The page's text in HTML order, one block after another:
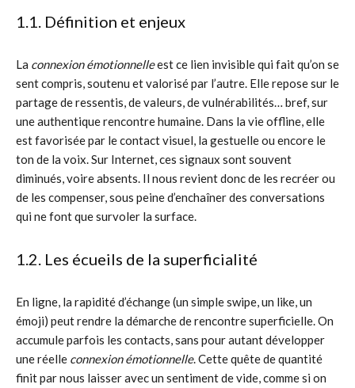
1.1. Définition et enjeux
La connexion émotionnelleest ce lien invisible qui fait qu’on se
sent compris, soutenu et valorisé par l’autre. Elle repose sur le
partage de ressentis, de valeurs, de vulnérabilités… bref, sur
une authentique rencontre humaine. Dans la vie offline, elle
est favorisée par le contact visuel, la gestuelle ou encore le
ton de la voix. Sur Internet, ces signaux sont souvent
diminués, voire absents. Il nous revient donc de les recréer ou
de les compenser, sous peine d’enchaîner des conversations
qui ne font que survoler la surface.
1.2. Les écueils de la superficialité
En ligne, la rapidité d’échange (un simple swipe, un like, un
émoji) peut rendre la démarche de rencontre superficielle. On
accumule parfois les contacts, sans pour autant développer
une réelle connexion émotionnelle. Cette quête de quantité
finit par nous laisser avec un sentiment de vide, comme si on